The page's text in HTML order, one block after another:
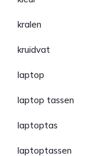
kralen
kruidvat
laptop
laptop tassen
laptoptas
laptoptassen